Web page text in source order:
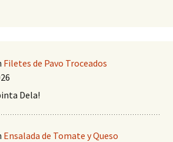
Filetes de Pavo Troceados
Dela!
Ensalada de Tomate y Queso